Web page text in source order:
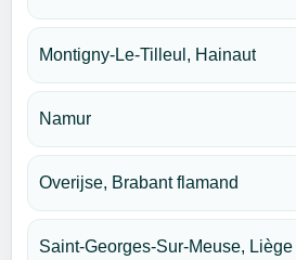
Montigny-Le-Tilleul, Hainaut
Namur
Overijse, Brabant flamand
Saint-Georges-Sur-Meuse, Liège